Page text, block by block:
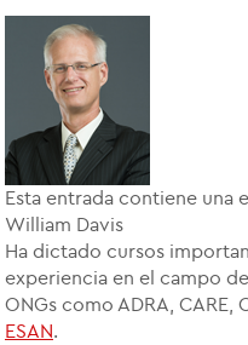
Esta entrada contiene una
William Davis
Ha dictado cursos
experiencia en el campo
ONGs como ADRA, CARE,
ESAN.